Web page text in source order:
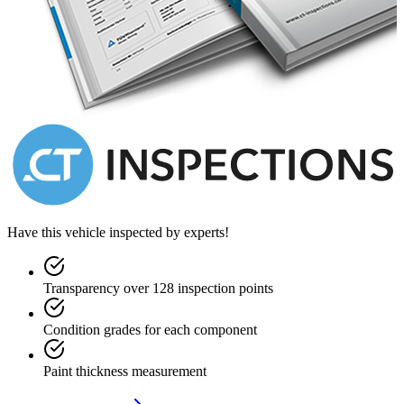
PROPRIETÀ IMMEDIATI
PAGHIAMO REGOLARI PROVVIGIONI AI
SEGNALATORI CHE CI FANNO ACQUISTARE E/O
VENDERE AUTO D’EPOCA, DA COLLEZIONE E
SUPERCAR
SUPERVALUTAZIONE DEL VOSTRO USATO, EXTRA
VALUTAZIONE PER AUTO RECENTI E/O A BASSO
CHILOMETRAGGIO
POSSIBILITÀ CONSEGNA A DOMICILIO IN TUTTA
EUROPA CON TRASPORTO MEZZO BISARCA
SE SEI RIVENDITORE O COMMERCIANTE D’AUTO
RICHIEDICI QUOTAZIONI PARTICOLARI A TE
RISERVATE
POSSIBILITÀ FINANZIAMENTO SU MISURA IN
COMODE RATE
FILO DIRETTO 348/5503882
Have this vehicle inspected by experts!
Transparency over 128 inspection points
Condition grades for each component
Paint thickness measurement